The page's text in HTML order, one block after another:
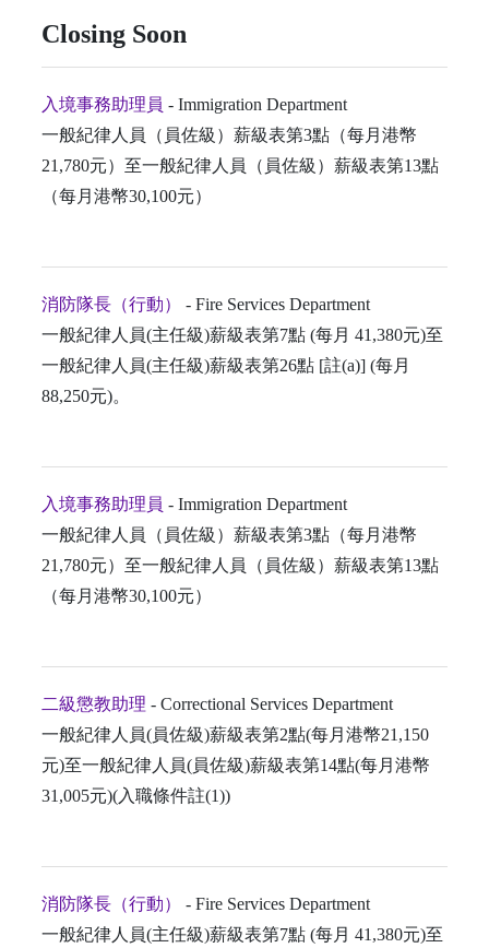
Closing Soon
入境事務助理員 - Immigration Department
一般紀律人員（員佐級）薪級表第3點（每月港幣
21,780元）至一般紀律人員（員佐級）薪級表第13點
（每月港幣30,100元）
消防隊長（行動）
- Fire Services Department
一般紀律人員(主任級)薪級表第7點 (每月 41,380元)至
一般紀律人員(主任級)薪級表第26點 [註(a)] (每月
88,250元)。
入境事務助理員 - Immigration Department
一般紀律人員（員佐級）薪級表第3點（每月港幣
21,780元）至一般紀律人員（員佐級）薪級表第13點
（每月港幣30,100元）
二級懲教助理 - Correctional Services Department
一般紀律人員(員佐級)薪級表第2點(每月港幣21,150
元)至一般紀律人員(員佐級)薪級表第14點(每月港幣
31,005元)(入職條件註(1))
消防隊長（行動）
- Fire Services Department
一般紀律人員(主任級)薪級表第7點 (每月 41,380元)至